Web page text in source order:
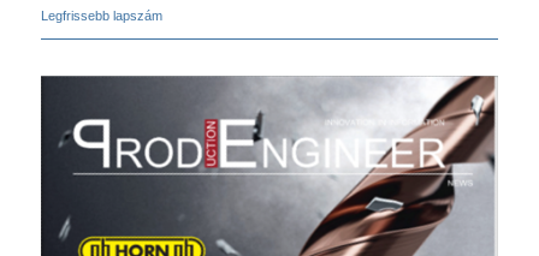
Legfrissebb lapszám